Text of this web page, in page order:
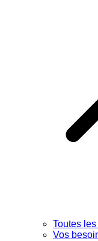
Toutes
Vos